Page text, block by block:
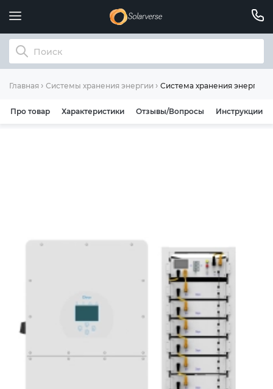
Главная Системы хранения энергии Система хранения энергии
Про товар Характеристики Отзывы/Вопросы Инструкции